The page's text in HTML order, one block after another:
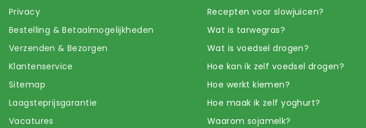
Privacy
Bestelling & Betaalmogelijkheden
Verzenden & Bezorgen
Klantenservice
Sitemap
Laagsteprijsgarantie
Vacatures
Recepten voor slowjuicen?
Wat is tarwegras?
Wat is voedsel drogen?
Hoe kan ik zelf voedsel drogen?
Hoe werkt kiemen?
Hoe maak ik zelf yoghurt?
Waarom sojamelk?